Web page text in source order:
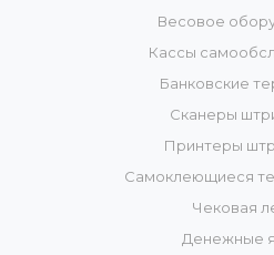
Весовое
Кассы
Банковские
Сканеры
Принтеры
Самоклеющиеся
Чековая
Денежные